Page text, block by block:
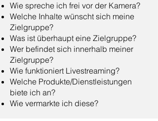
Wie spreche ich frei vor der Kamera?
Welche Inhalte wünscht sich meine
Zielgruppe?
Was ist überhaupt eine Zielgruppe?
Wer befindet sich innerhalb meiner
Zielgruppe?
Wie funktioniert Livestreaming?
Welche Produkte/Dienstleistungen
biete ich an?
Wie vermarkte ich diese?